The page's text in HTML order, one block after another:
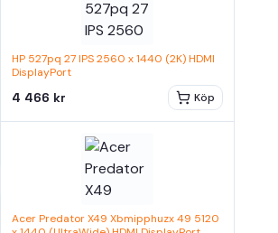
HP 527pq 27 IPS 2560 x 1440 (2K) HDMI
DisplayPort
4 466 kr Köp
Acer Predator X49 Xbmipphuzx 49 5120